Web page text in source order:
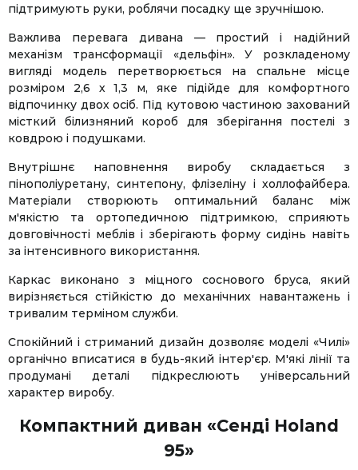
підтримують руки, роблячи посадку ще зручнішою.
Важлива перевага дивана — простий і надійний
механізм трансформації «дельфін». У розкладеному
вигляді модель перетворюється на спальне місце
розміром 2,6 х 1,3 м, яке підійде для комфортного
відпочинку двох осіб. Під кутовою частиною захований
місткий білизняний короб для зберігання постелі з
ковдрою і подушками.
Внутрішнє наповнення виробу складається з
пінополіуретану, синтепону, флізеліну і холлофайбера.
Матеріали створюють оптимальний баланс між
м'якістю та ортопедичною підтримкою, сприяють
довговічності меблів і зберігають форму сидінь навіть
за інтенсивного використання.
Каркас виконано з міцного соснового бруса, який
вирізняється стійкістю до механічних навантажень і
тривалим терміном служби.
Спокійний і стриманий дизайн дозволяє моделі «Чилі»
органічно вписатися в будь-який інтер'єр. М'які лінії та
продумані деталі підкреслюють універсальний
характер виробу.
Компактний диван «Сенді Holand
95»